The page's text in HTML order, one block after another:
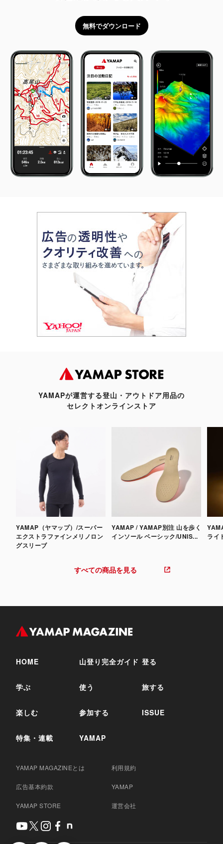
無料でダウンロード
YAMAPが運営する登山・アウトドア用品の
セレクトオンラインストア
YAMAP（ヤマップ）/スーパー
エクストラファインメリノロン
グスリーブ
YAMAP / YAMAP別注 山を歩く
インソール ベーシック/UNIS...
ライ
すべての商品を見る
HOME 山登り完全ガイド 登る
学ぶ 使う 旅する
楽しむ 参加する ISSUE
特集・連載 YAMAP
YAMAP MAGAZINEとは 利用規約
広告基本約款 YAMAP
YAMAP STORE 運営会社